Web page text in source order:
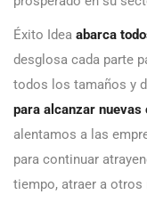
Éxito Idea abarca
desglosa cada parte
todos los tamaños y
para alcanzar nuevas
alentamos a las
para continuar
tiempo, atraer a otros